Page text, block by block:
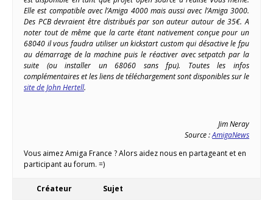
Elle est compatible avec l’Amiga 4000 mais aussi avec l’Amiga 3000.
Des PCB devraient être distribués par son auteur autour de 35€. A
noter tout de même que la carte étant nativement conçue pour un
68040 il vous faudra utiliser un kickstart custom qui désactive le fpu
au démarrage de la machine puis le réactiver avec setpatch par la
suite (ou installer un 68060 sans fpu). Toutes les infos
complémentaires et les liens de téléchargement sont disponibles sur le
site de John Hertell.
Jim Neray
Source :AmigaNews
Vous aimez Amiga France ? Alors aidez nous en partageant et en
participant au forum. =)
Créateur Sujet